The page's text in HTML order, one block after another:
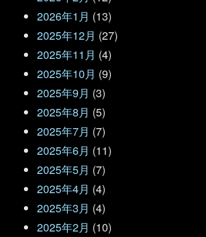
2026年1月 (13)
2025年12月 (27)
2025年11月 (4)
2025年10月 (9)
2025年9月 (3)
2025年8月 (5)
2025年7月 (7)
2025年6月 (11)
2025年5月 (7)
2025年4月 (4)
2025年3月 (4)
2025年2月 (10)